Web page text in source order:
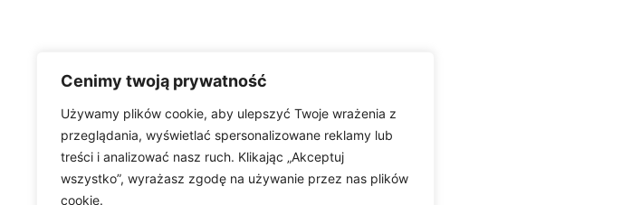
Cenimy twoją prywatność
Używamy plików cookie, aby ulepszyć Twoje wrażenia z
przeglądania, wyświetlać spersonalizowane reklamy lub
treści i analizować nasz ruch. Klikając „Akceptuj
wszystko”, wyrażasz zgodę na używanie przez nas plików
cookie.